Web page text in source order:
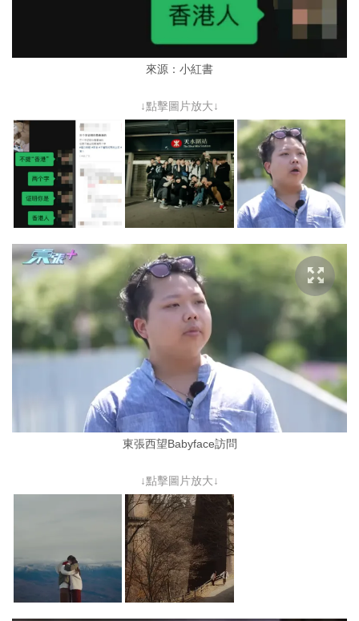
來源：小紅書
↓點擊圖片放大↓
東張西望Babyface訪問
↓點擊圖片放大↓